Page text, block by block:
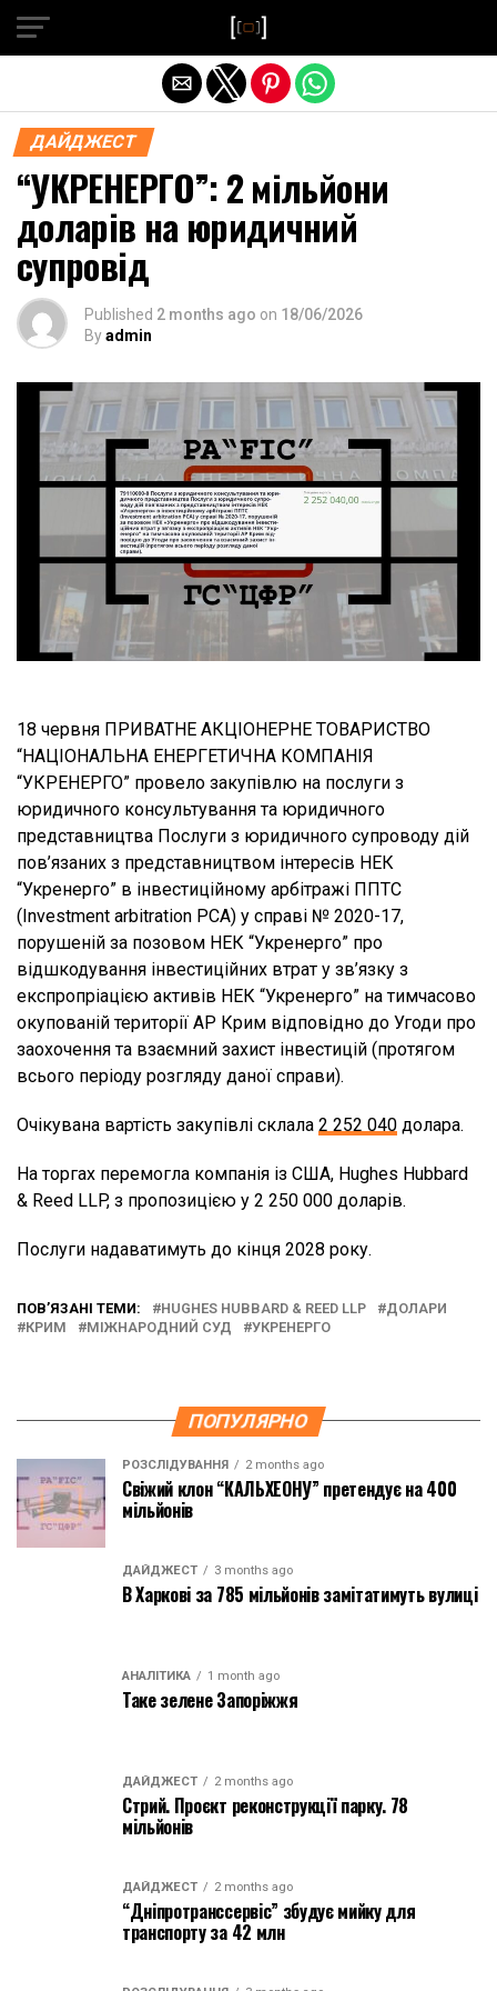
ДАЙДЖЕСТ
“УКРЕНЕРГО”: 2 мільйони
доларів на юридичний
супровід
Published 2 months ago on 18/06/2026
Byadmin
18 червня ПРИВАТНЕ АКЦІОНЕРНЕ ТОВАРИСТВО
“НАЦІОНАЛЬНА ЕНЕРГЕТИЧНА КОМПАНІЯ
“УКРЕНЕРГО” провело закупівлю на послуги з
юридичного консультування та юридичного
представництва Послуги з юридичного супроводу дій
пов’язаних з представництвом інтересів НЕК
“Укренерго” в інвестиційному арбітражі ППТС
(Іnvestment arbitration PCA) у справі № 2020-17,
порушеній за позовом НЕК “Укренерго” про
відшкодування інвестиційних втрат у зв’язку з
експропріацією активів НЕК “Укренерго” на тимчасово
окупованій території АР Крим відповідно до Угоди про
заохочення та взаємний захист інвестицій (протягом
всього періоду розгляду даної справи).
Очікувана вартість закупівлі склала 2 252 040 долара.
На торгах перемогла компанія із США, Hughes Hubbard
& Reed LLP, з пропозицією у 2 250 000 доларів.
Послуги надаватимуть до кінця 2028 року.
ПОВ’ЯЗАНІ ТЕМИ: HUGHES HUBBARD & REED LLP
ДОЛАРИ
КРИМ
МІЖНАРОДНИЙ СУД УКРЕНЕРГО
ПОПУЛЯРНО
РОЗСЛІДУВАННЯ 2 months ago
Свіжий клон “КАЛЬХЕОНУ” претендує на 400
мільйонів
ДАЙДЖЕСТ 3 months ago
В Харкові за 785 мільйонів замітатимуть вулиці
АНАЛІТИКА 1 month ago
Таке зелене Запоріжжя
ДАЙДЖЕСТ 2 months ago
Стрий. Проєкт реконструкції парку. 78
мільйонів
ДАЙДЖЕСТ 2 months ago
“Дніпротранссервіс” збудує мийку для
транспорту за 42 млн
Exit mobile version